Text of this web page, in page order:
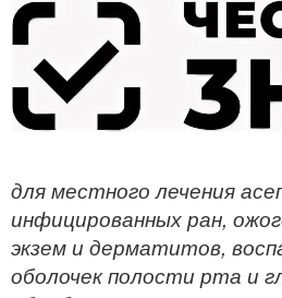
для местного лечения
инфицированных ран,
экзем и дерматитов,
оболочек полости рта и